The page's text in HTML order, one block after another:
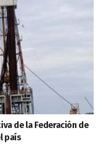
de la Federación de
país